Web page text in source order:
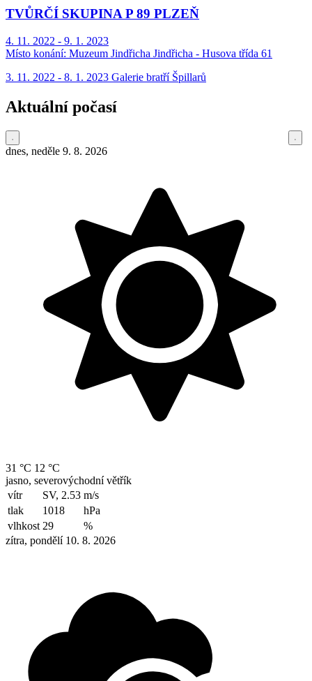
TVŮRČÍ SKUPINA P 89 PLZEŇ
4. 11. 2022 - 9. 1. 2023
Místo konání: Muzeum Jindřicha Jindřicha - Husova třída 61
3. 11. 2022 - 8. 1. 2023 Galerie bratří Špillarů
Aktuální počasí
dnes, neděle 9. 8. 2026
31 °C 12 °C
jasno, severovýchodní větřík
vítr
SV, 2.53 m/s
tlak
1018
hPa
vlhkost 29
%
zítra, pondělí 10. 8. 2026